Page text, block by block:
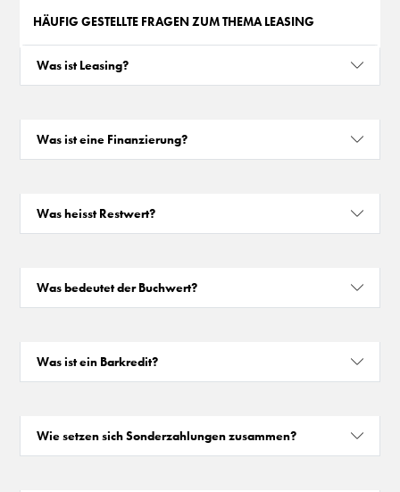
HÄUFIG GESTELLTE FRAGEN ZUM THEMA LEASING
Was ist Leasing?
Was ist eine Finanzierung?
Was heisst Restwert?
Was bedeutet der Buchwert?
Was ist ein Barkredit?
Wie setzen sich Sonderzahlungen zusammen?